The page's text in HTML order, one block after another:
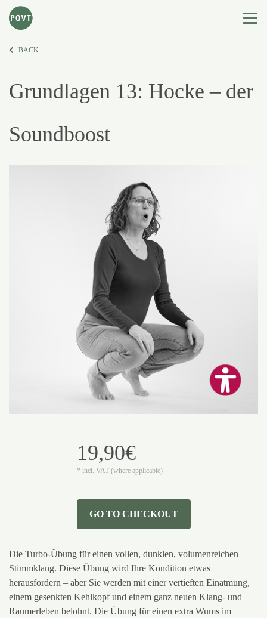
BACK
Grundlagen 13: Hocke – der
Soundboost
19,90€
* incl. VAT (where applicable)
GO TO CHECKOUT
Die Turbo-Übung für einen vollen, dunklen, volumenreichen
Stimmklang. Diese Übung wird Ihre Kondition etwas
herausfordern – aber Sie werden mit einer vertieften Einatmung,
einem gesenkten Kehlkopf und einem ganz neuen Klang- und
Raumerleben belohnt. Die Übung für einen extra Wums im